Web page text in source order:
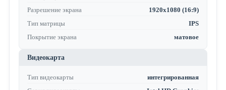
Разрешение экрана
1920x1080 (16:9)
Тип матрицы
IPS
Покрытие экрана
матовое
Видеокарта
Тип видеокарты
интегрированная